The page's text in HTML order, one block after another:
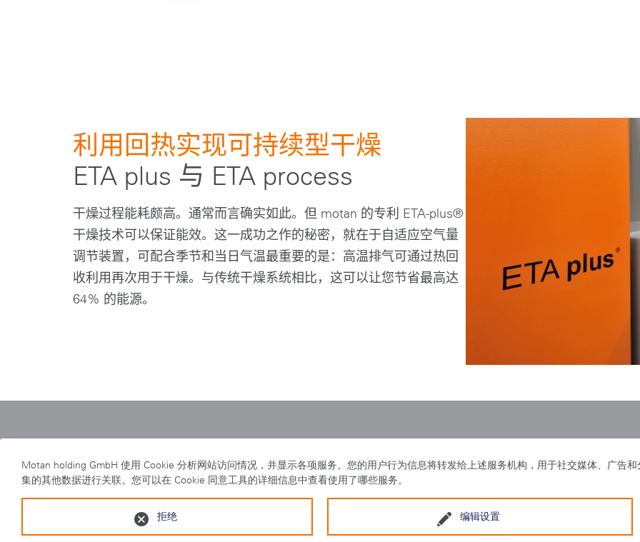
ETA plus 与 ETA process
利用回热实现可持续型干燥
干燥过程能耗颇高。通常而言确实如此。但 motan 的专利 ETA-plus®
干燥技术可以保证能效。这一成功之作的秘密，就在于自适应空气量
调节装置，可配合季节和当日气温最重要的是：高温排气可通过热回
收利用再次用于干燥。与传统干燥系统相比，这可以让您节省最高达
64% 的能源。
motan group | swift
| 出版说明
Motan holding GmbH 使用 Cookie 分析网站访问情况，并显示各项服务。您的用户行为信息将转发给上述服务机构，用于社交媒体、广告
集的其他数据进行关联。您可以在 Cookie 同意工具的详细信息中查看使用了哪些服务。
编辑设置
拒绝